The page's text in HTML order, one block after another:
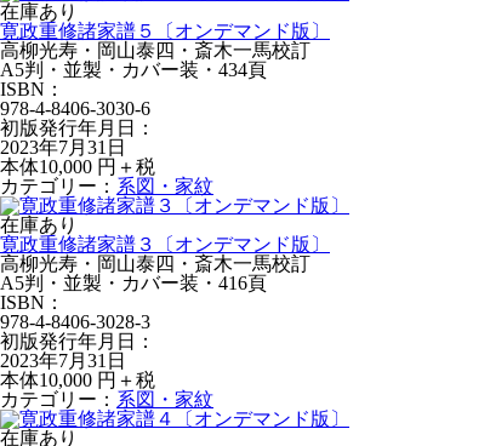
在庫あり
寛政重修諸家譜５〔オンデマンド版〕
高柳光寿・岡山泰四・斎木一馬校訂
A5判・並製・カバー装・434頁
ISBN：
978-4-8406-3030-6
初版発行年月日：
2023年7月31日
本体10,000 円＋税
カテゴリー： 系図・家紋
在庫あり
寛政重修諸家譜３〔オンデマンド版〕
高柳光寿・岡山泰四・斎木一馬校訂
A5判・並製・カバー装・416頁
ISBN：
978-4-8406-3028-3
初版発行年月日：
2023年7月31日
本体10,000 円＋税
カテゴリー： 系図・家紋
在庫あり